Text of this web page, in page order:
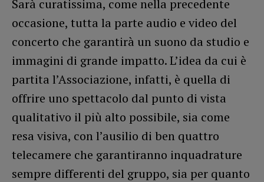
Sarà curatissima, come nella precedente
occasione, tutta la parte audio e video del
concerto che garantirà un suono da studio e
immagini di grande impatto. L’idea da cui è
partita l’Associazione, infatti, è quella di
offrire uno spettacolo dal punto di vista
qualitativo il più alto possibile, sia come
resa visiva, con l’ausilio di ben quattro
telecamere che garantiranno inquadrature
sempre differenti del gruppo, sia per quanto